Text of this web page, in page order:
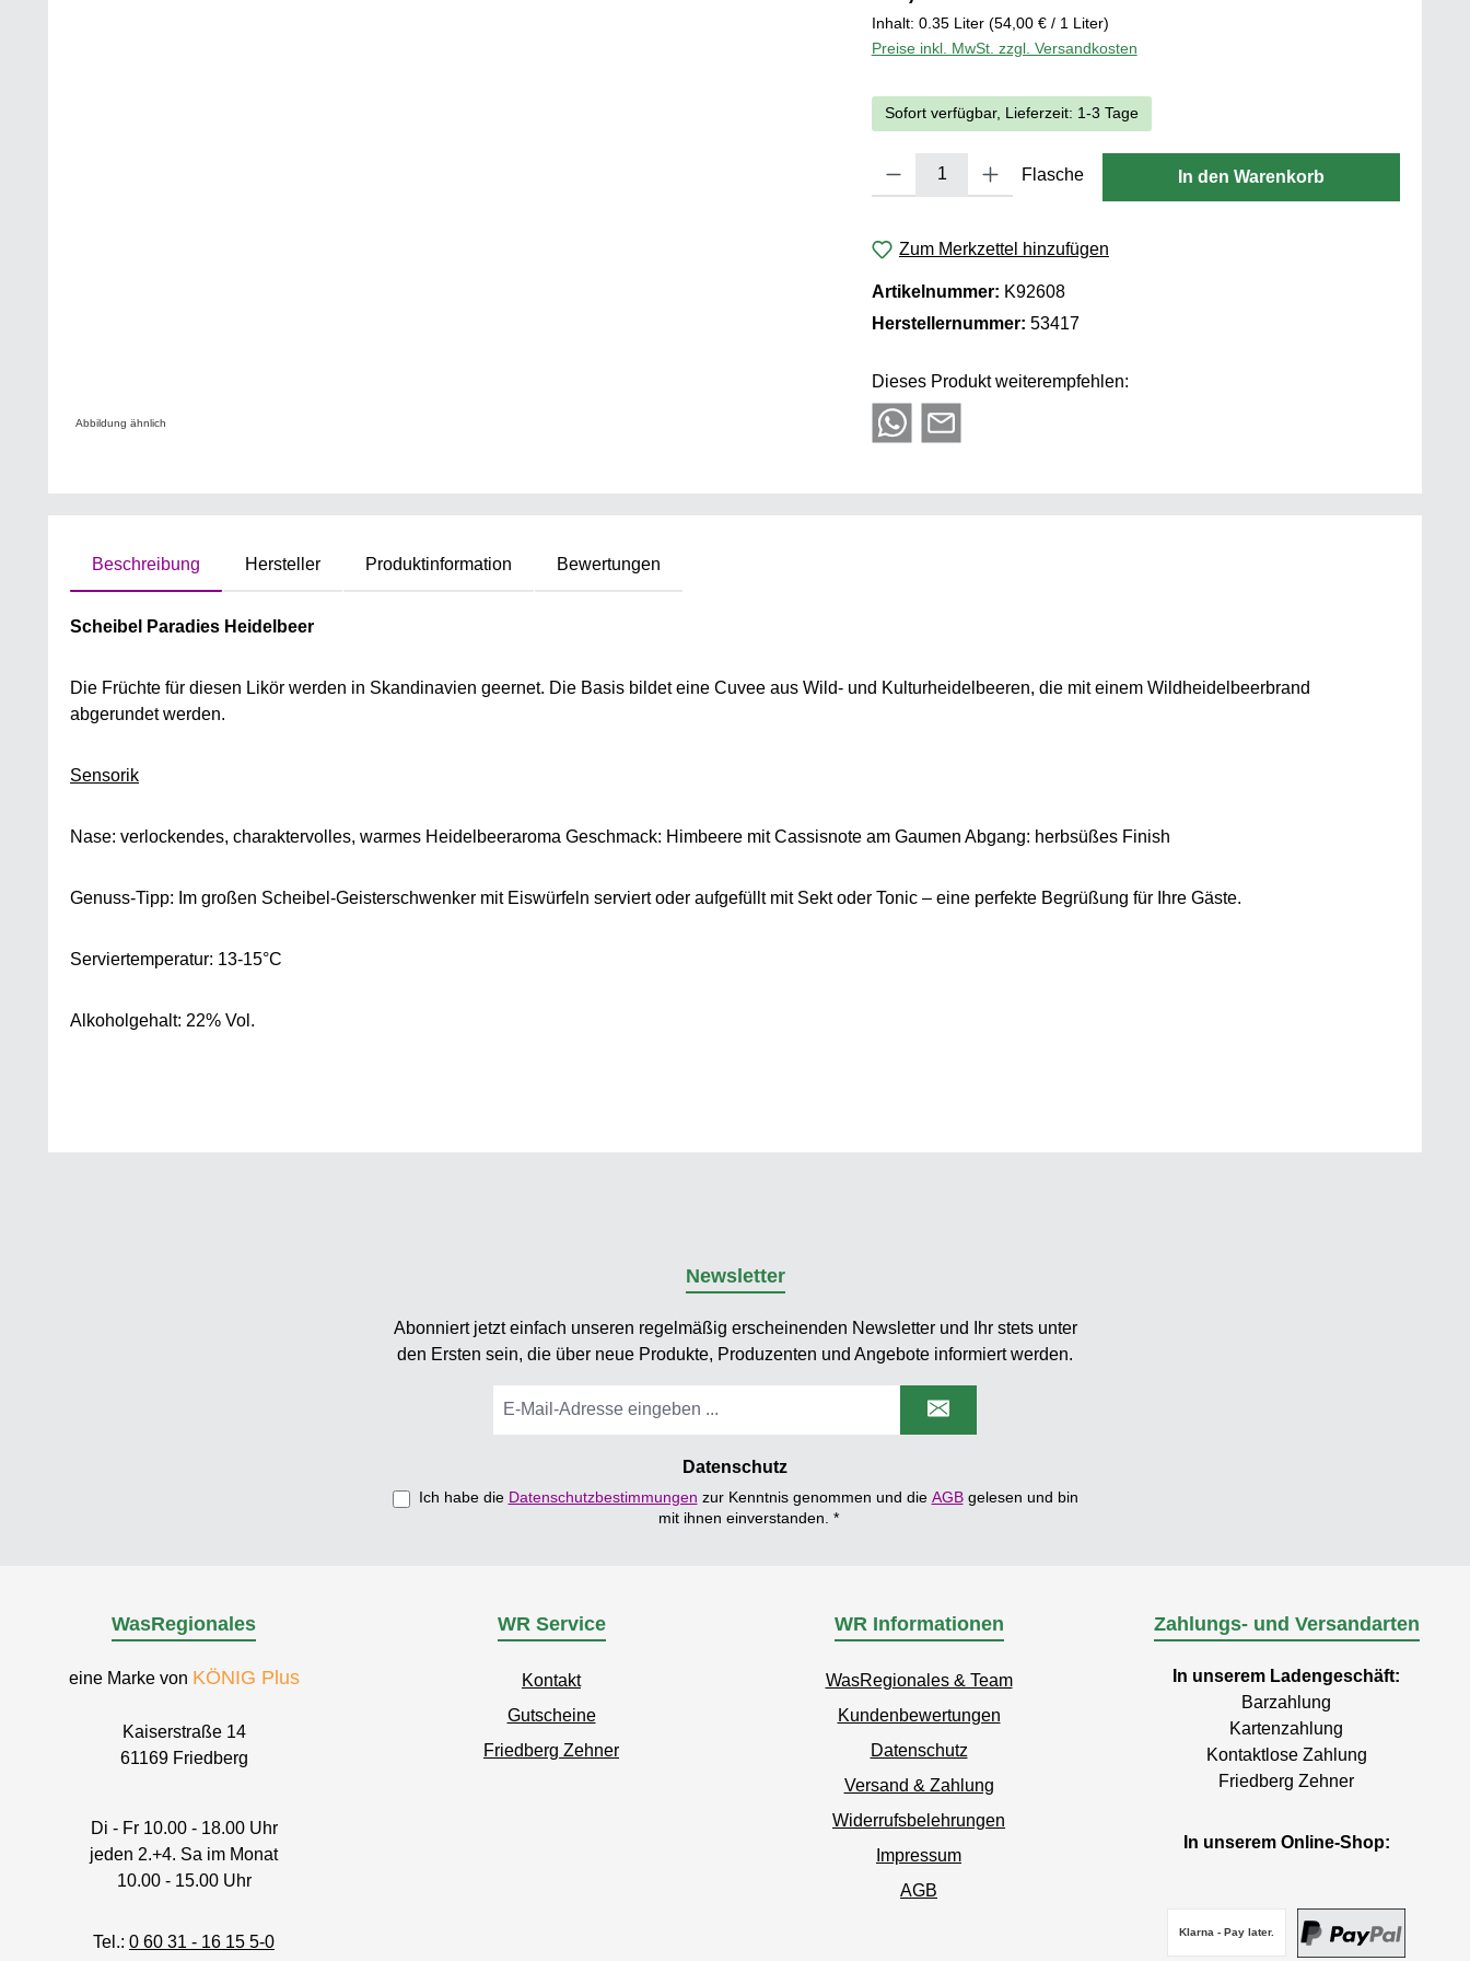
Abbildung ähnlich
Inhalt: 0.35 Liter (54,00 € / 1 Liter)
Preise inkl. MwSt. zzgl. Versandkosten
Sofort verfügbar, Lieferzeit: 1-3 Tage
Produkt Anzahl: Gib den gewünschten Wert ein oder benutze die Schaltflächen um
Flasche In den Warenkorb
Zum Merkzettel hinzufügen
Artikelnummer: K92608
Herstellernummer: 53417
Dieses Produkt weiterempfehlen:
Beschreibung Hersteller Produktinformation Bewertungen
Scheibel Paradies Heidelbeer
Die Früchte für diesen Likör werden in Skandinavien geernet. Die Basis bildet eine Cuvee aus Wild- und Kulturheidelbeeren, die mit einem Wildheidelbeerbrand
abgerundet werden.
Sensorik
Nase: verlockendes, charaktervolles, warmes Heidelbeeraroma Geschmack: Himbeere mit Cassisnote am Gaumen Abgang: herbsüßes Finish
Genuss-Tipp: Im großen Scheibel-Geisterschwenker mit Eiswürfeln serviert oder aufgefüllt mit Sekt oder Tonic – eine perfekte Begrüßung für Ihre Gäste.
Serviertemperatur: 13-15°C
Alkoholgehalt: 22% Vol.
Newsletter
Abonniert jetzt einfach unseren regelmäßig erscheinenden Newsletter und Ihr stets unter
den Ersten sein, die über neue Produkte, Produzenten und Angebote informiert werden.
Mail-
Datenschutz
Ich habe die Datenschutzbestimmungen zur Kenntnis genommen und die AGBgelesen und bin
mit ihnen einverstanden. *
WasRegionales
eine Marke von KÖNIG Plus
Kaiserstraße 14
61169 Friedberg
Di - Fr 10.00 - 18.00 Uhr
jeden 2.+4. Sa im Monat
10.00 - 15.00 Uhr
Tel.: 0 60 31 - 16 15 5-0
WR Service
Kontakt
Gutscheine
Friedberg Zehner
WR Informationen
WasRegionales & Team
Kundenbewertungen
Datenschutz
Versand & Zahlung
Widerrufsbelehrungen
Impressum
AGB
Zahlungs- und Versandarten
In unserem Ladengeschäft:
Barzahlung
Kartenzahlung
Kontaktlose Zahlung
Friedberg Zehner
In unserem Online-Shop:
Klarna - Pay later.